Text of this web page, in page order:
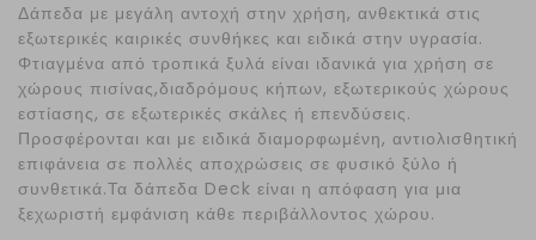
Δάπεδα με μεγάλη αντοχή στην χρήση, ανθεκτικά στις
εξωτερικές καιρικές συνθήκες και ειδικά στην υγρασία.
Φτιαγμένα από τροπικά ξυλά είναι ιδανικά για χρήση σε
χώρους πισίνας,διαδρόμους κήπων, εξωτερικούς χώρους
εστίασης, σε εξωτερικές σκάλες ή επενδύσεις.
Προσφέρονται και με ειδικά διαμορφωμένη, αντιολισθητική
επιφάνεια σε πολλές αποχρώσεις σε φυσικό ξύλο ή
συνθετικά.Τα δάπεδα Deck είναι η απόφαση για μια
ξεχωριστή εμφάνιση κάθε περιβάλλοντος χώρου.